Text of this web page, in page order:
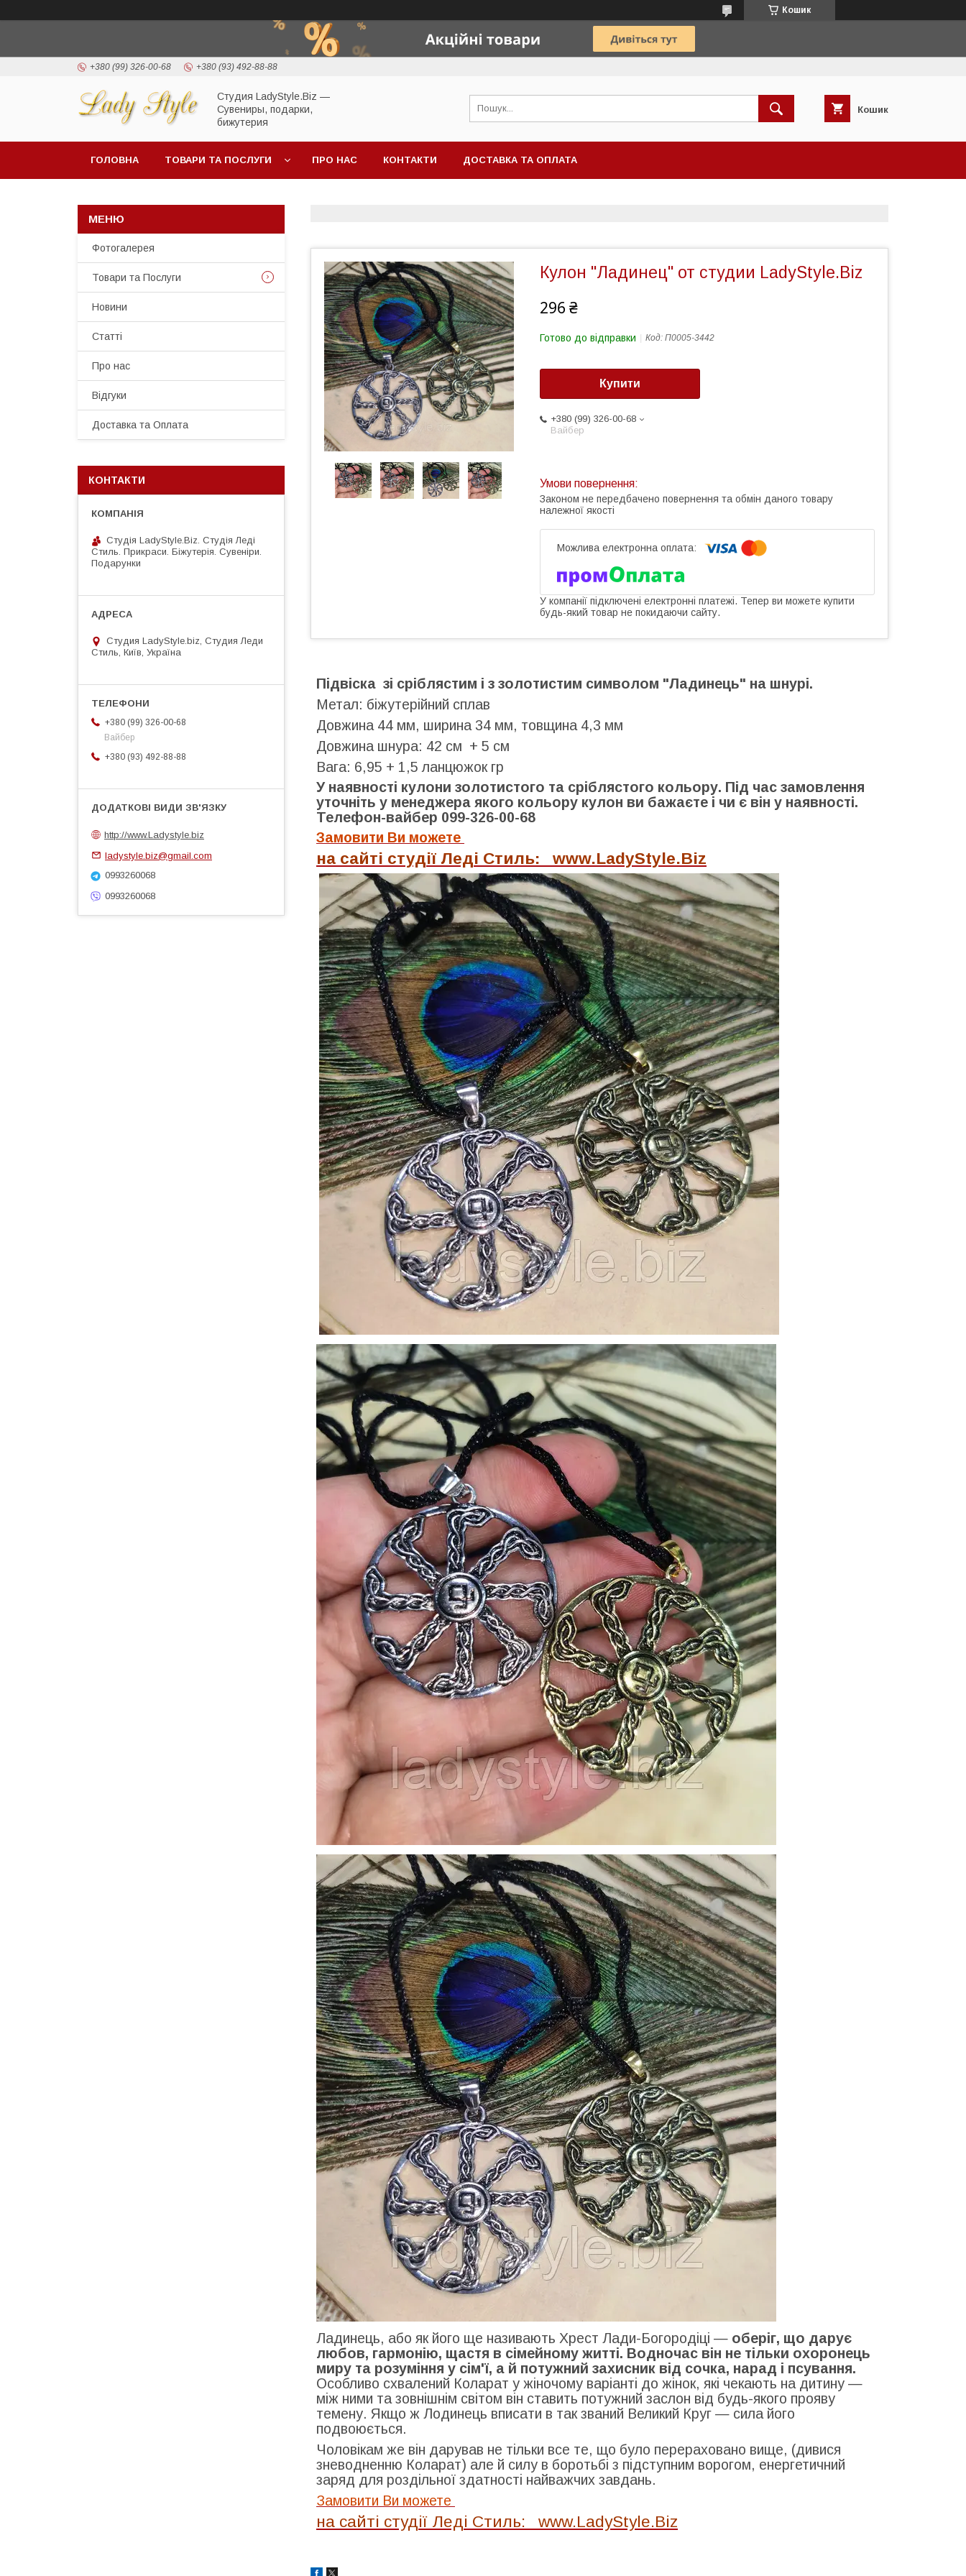
Кошик
+380 (99) 326-00-68 +380 (93) 492-88-88
Студия LadyStyle.Biz —
Сувениры, подарки,
бижутерия
Кошик
ГОЛОВНА ТОВАРИ ТА ПОСЛУГИ ПРО НАС КОНТАКТИ ДОСТАВКА ТА ОПЛАТА
Кулон "Ладинец" от студии LadyStyle.Biz
296 ₴
Готово до відправки Код: П0005-3442
Купити
+380 (99) 326-00-68
Вайбер
Законом не передбачено повернення та обмін даного товару
належної якості
У компанії підключені електронні платежі. Тепер ви можете купити
будь-який товар не покидаючи сайту.
Підвіска зі сріблястим і з золотистим символом "Ладинець" на шнурі.
Метал: біжутерійний сплав
Довжина 44 мм, ширина 34 мм, товщина 4,3 мм
Довжина шнура: 42 см + 5 см
Вага: 6,95 + 1,5 ланцюжок гр
У наявності кулони золотистого та сріблястого кольору. Під час замовлення
уточніть у менеджера якого кольору кулон ви бажаєте і чи є він у наявності.
Телефон-вайбер 099-326-00-68
Замовити Ви можете
на сайті студії Леді Стиль: www.LadyStyle.Biz
Ладинець, або як його ще називають Хрест Лади-Богородіці — оберіг, що дарує
любов, гармонію, щастя в сімейному житті. Водночас він не тільки охоронець
миру та розуміння у сім'ї, а й потужний захисник від сочка, нарад і псування.
Особливо схвалений Коларат у жіночому варіанті до жінок, які чекають на дитину —
між ними та зовнішнім світом він ставить потужний заслон від будь-якого прояву
темену. Якщо ж Лодинець вписати в так званий Великий Круг — сила його
подвоюється.
Чоловікам же він дарував не тільки все те, що було перераховано вище, (дивися
зневодненню Коларат) але й силу в боротьбі з підступним ворогом, енергетичний
заряд для роздільної здатності найважчих завдань.
Замовити Ви можете
на сайті студії Леді Стиль: www.LadyStyle.Biz
Фотогалерея
Товари та Послуги
Новини
Статті
Про нас
Відгуки
Доставка та Оплата
КОНТАКТИ
Студія LadyStyle.Biz. Студія Леді
Стиль. Прикраси. Біжутерія. Сувеніри.
Подарунки
Студия LadyStyle.biz, Студия Леди
Стиль, Київ, Україна
+380 (99) 326-00-68
Вайбер
+380 (93) 492-88-88
http://www.Ladystyle.biz
ladystyle.biz@gmail.com
0993260068
0993260068